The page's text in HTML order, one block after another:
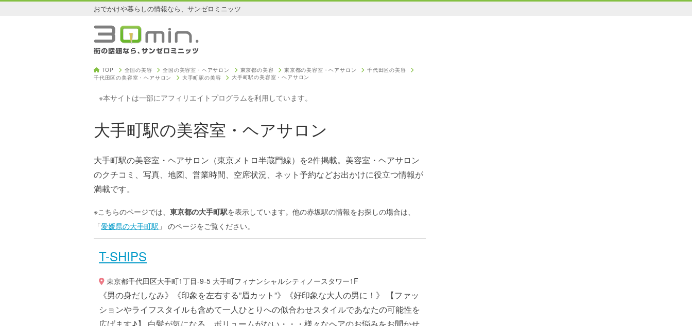
おでかけや暮らしの情報なら、サンゼロミニッツ
TOP 全国の美容 全国の美容室・ヘアサロン 東京都の美容 東京都の美容室・ヘアサロン
千代田区の美容
千代田区の美容室・ヘアサロン
大手町駅の美容 大手町駅の美容室・ヘアサロン
※本サイトは一部にアフィリエイトプログラムを利用しています。
大手町駅の美容室・ヘアサロン
大手町駅の美容室・ヘアサロン（東京メトロ半蔵門線）を2件掲載。美容室・ヘアサロン
のクチコミ、写真、地図、営業時間、空席状況、ネット予約などお出かけに役立つ情報が
満載です。
※こちらのページでは、 東京都の大手町駅を表示しています。他の赤坂駅の情報をお探しの場合は、
「愛媛県の大手町駅 」 のページをご覧ください。
T-SHIPS
東京都千代田区大手町1丁目-9-5 大手町フィナンシャルシティノースタワー1F
《男の身だしなみ》《印象を左右する”眉カット”》《好印象な大人の男に！》 【ファッ
ションやライフスタイルも含めて一人ひとりへの似合わせスタイルであなたの可能性を